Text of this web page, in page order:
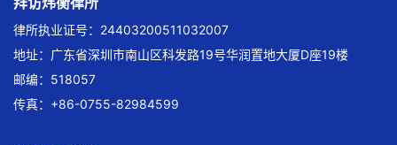
律所执业证号：24403200511032007
地址：广东省深圳市南山区科发路19号华润置地大厦D座19楼
邮编：518057
传真：+86-0755-82984599